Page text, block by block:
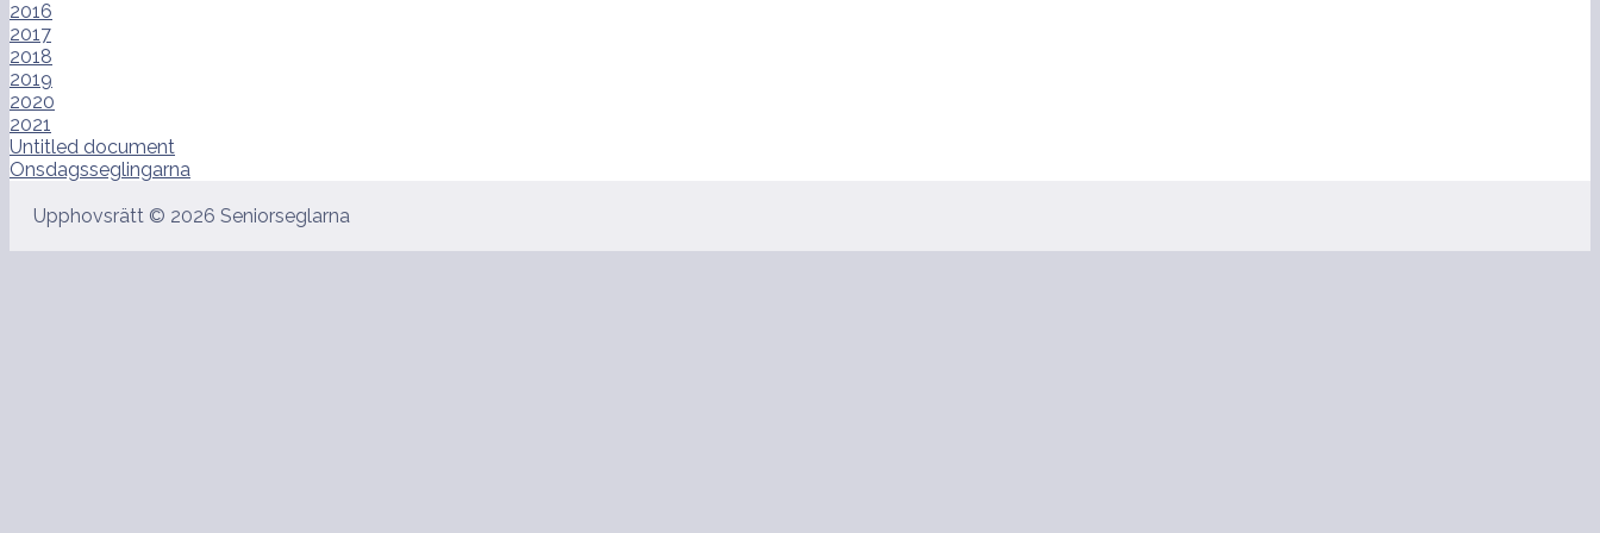
2016
2017
2018
2019
2020
2021
Untitled document
Onsdagsseglingarna
Upphovsrätt © 2026 Seniorseglarna